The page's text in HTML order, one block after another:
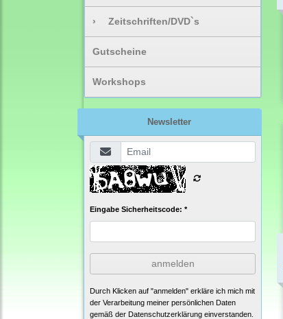
› Zeitschriften/DVD`s
Gutscheine
Workshops
Newsletter
Eingabe Sicherheitscode: *
anmelden
Durch Klicken auf "anmelden" erkläre ich mich mit
der Verarbeitung meiner persönlichen Daten
gemäß der Datenschutzerklärung einverstanden.